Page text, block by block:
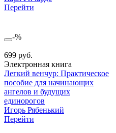
Перейти
-%
699 руб.
Электронная книга
Легкий венчур: Практическое
пособие для начинающих
ангелов и будущих
единорогов
Игорь Рябенький
Перейти